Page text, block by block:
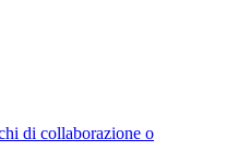
di collaborazione o